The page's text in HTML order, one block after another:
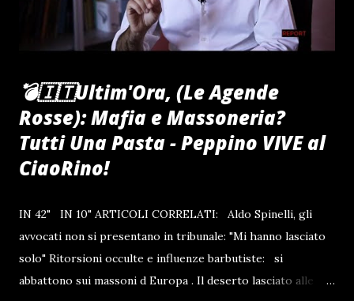
tra la corona d...
💣🇮🇹Ultim'Ora, (Le Agende
Rosse): Mafia e Massoneria?
Tutti Una Pasta - Peppino VIVE al
CiaoRino!
IN 42" IN 10" ARTICOLI CORRELATI: Aldo Spinelli, gli
avvocati non si presentano in tribunale: "Mi hanno lasciato
solo" Ritorsioni occulte e influenze barbutiste: si
abbattono sui massoni d Europa . Il deserto lasciato alle